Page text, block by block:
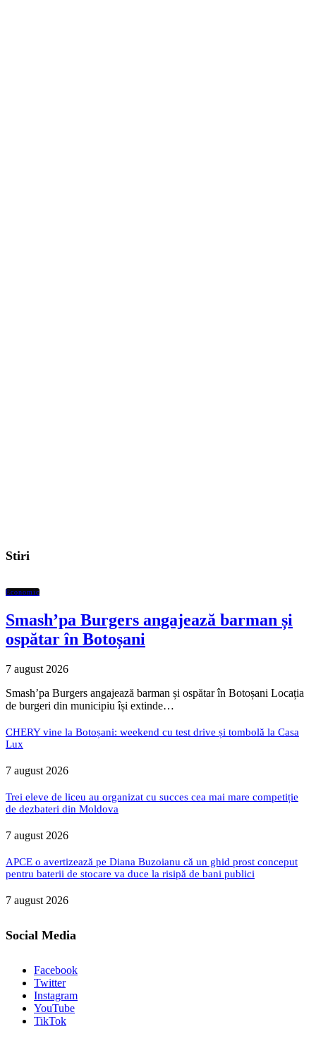
Stiri
Economic
Smash’pa Burgers angajează barman și
ospătar în Botoșani
7 august 2026
Smash’pa Burgers angajează barman și ospătar în Botoșani Locația
de burgeri din municipiu își extinde…
CHERY vine la Botoșani: weekend cu test drive și tombolă la Casa
Lux
7 august 2026
Trei eleve de liceu au organizat cu succes cea mai mare competiție
de dezbateri din Moldova
7 august 2026
APCE o avertizează pe Diana Buzoianu că un ghid prost conceput
pentru baterii de stocare va duce la risipă de bani publici
7 august 2026
Social Media
Facebook
Twitter
Instagram
YouTube
TikTok